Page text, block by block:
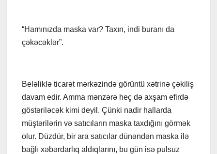
“Hamınızda maska var? Taxın, indi buranı da
çəkəcəklər”.
Beləliklə ticarət mərkəzində görüntü xətrinə çəkiliş
davam edir. Amma mənzərə heç də axşam efirdə
göstəriləcək kimi deyil. Çünki nadir hallarda
müştərilərin və satıcıların maska taxdığını görmək
olur. Düzdür, bir ara satıcılar dünəndən maska ilə
bağlı xəbərdarlıq aldıqlarını, bu gün isə pulsuz